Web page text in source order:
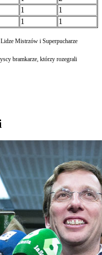
1
1
1 1
Mistrzów i Superpucharze
bramkarze, którzy rozegrali